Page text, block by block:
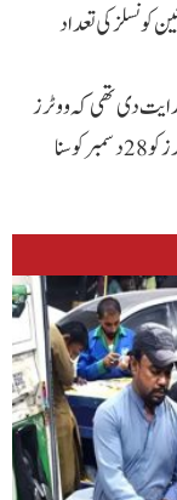
کمیشن 27 دسمبر کو یونین کونسلز کی تعداد
دی تھی کہ ووٹرز
لسٹوں کی درستی کے لیے دائر درخواستوں پر بھی متاثرہ ووٹرز کو 28 دسمبر کو سنا